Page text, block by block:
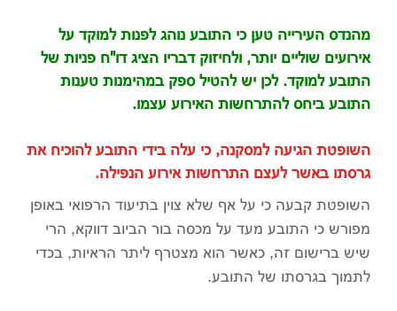
מהנדס העירייה טען כי התובע נוהג לפנות למוקד על
אירועים שוליים יותר, ולחיזוק דבריו הציג דו"ח פניות של
התובע למוקד. לכן יש להטיל ספק במהימנות טענות
התובע ביחס להתרחשות האירוע עצמו.
השופטת הגיעה למסקנה, כי עלה בידי התובע להוכיח את
גרסתו באשר לעצם התרחשות אירוע הנפילה.
השופטת קבעה כי על אף שלא צוין בתיעוד הרפואי באופן
מפורש כי התובע מעד על מכסה בור הביוב דווקא, הרי
שיש ברישום זה, כאשר הוא מצטרף ליתר הראיות, בכדי
לתמוך בגרסתו של התובע.